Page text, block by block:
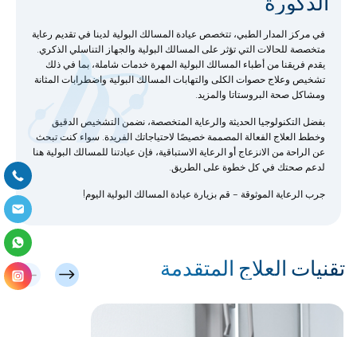
في مركز المدار الطبي، تتخصص عيادة المسالك البولية لدينا في تقديم رعاية
متخصصة للحالات التي تؤثر على المسالك البولية والجهاز التناسلي الذكري.
يقدم فريقنا من أطباء المسالك البولية المهرة خدمات شاملة، بما في ذلك
تشخيص وعلاج حصوات الكلى والتهابات المسالك البولية واضطرابات المثانة
ومشاكل صحة البروستاتا والمزيد.
بفضل التكنولوجيا الحديثة والرعاية المتخصصة، نضمن التشخيص الدقيق
وخطط العلاج الفعالة المصممة خصيصًا لاحتياجاتك الفريدة. سواء كنت تبحث
عن الراحة من الانزعاج أو الرعاية الاستباقية، فإن عيادتنا للمسالك البولية هنا
لدعم صحتك في كل خطوة على الطريق.
جرب الرعاية الموثوقة – قم بزيارة عيادة المسالك البولية اليوم!
تقنيات العلاج المتقدمة